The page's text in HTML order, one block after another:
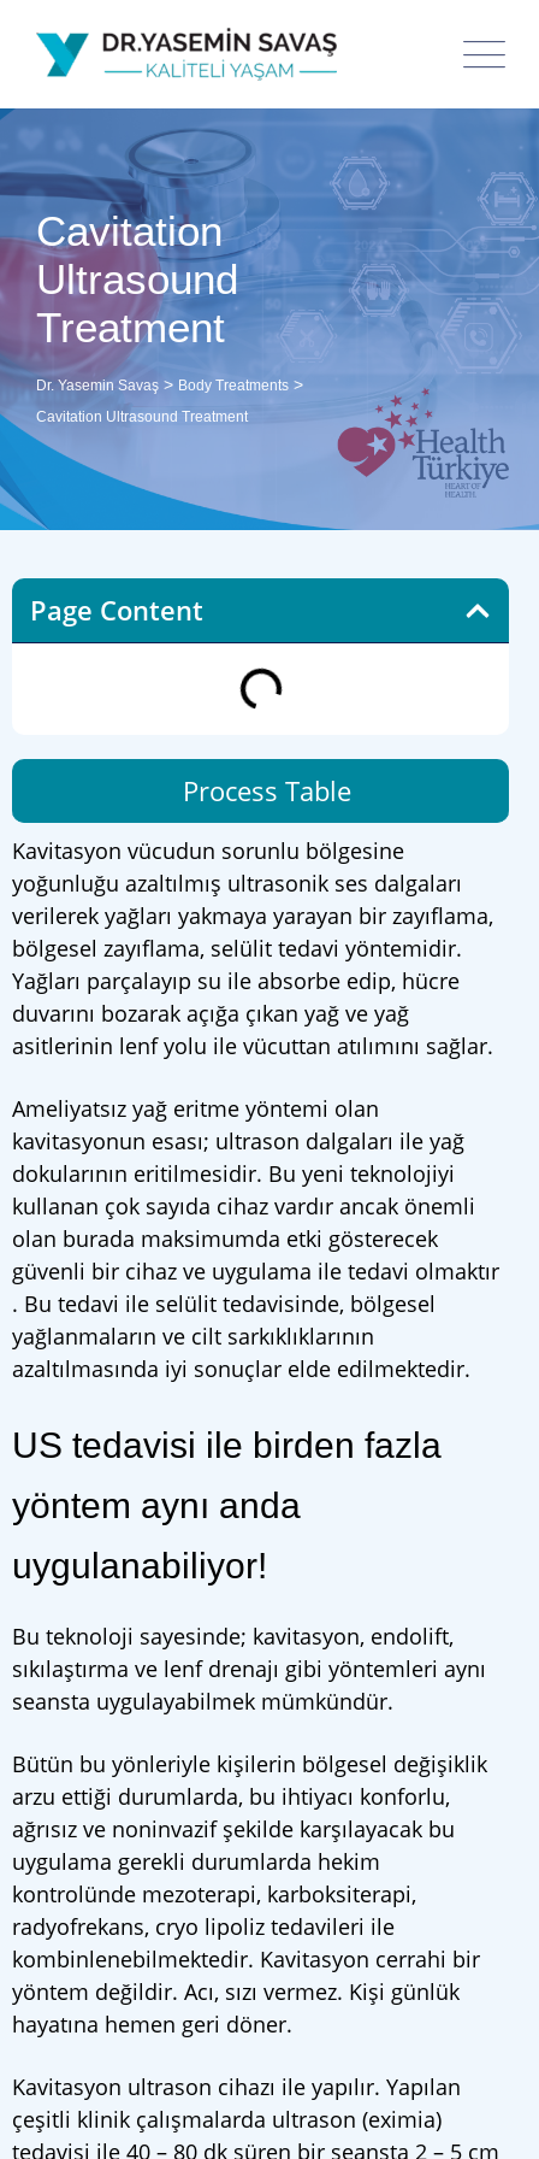
Cavitation
Ultrasound
Treatment
Dr. Yasemin Savaş > Body Treatments >
Cavitation Ultrasound Treatment
Page Content
Process Table
Kavitasyon vücudun sorunlu bölgesine
yoğunluğu azaltılmış ultrasonik ses dalgaları
verilerek yağları yakmaya yarayan bir zayıflama,
bölgesel zayıflama, selülit tedavi yöntemidir.
Yağları parçalayıp su ile absorbe edip, hücre
duvarını bozarak açığa çıkan yağ ve yağ
asitlerinin lenf yolu ile vücuttan atılımını sağlar.
Ameliyatsız yağ eritme yöntemi olan
kavitasyonun esası; ultrason dalgaları ile yağ
dokularının eritilmesidir. Bu yeni teknolojiyi
kullanan çok sayıda cihaz vardır ancak önemli
olan burada maksimumda etki gösterecek
güvenli bir cihaz ve uygulama ile tedavi olmaktır
. Bu tedavi ile selülit tedavisinde, bölgesel
yağlanmaların ve cilt sarkıklıklarının
azaltılmasında iyi sonuçlar elde edilmektedir.
US tedavisi ile birden fazla
yöntem aynı anda
uygulanabiliyor!
Bu teknoloji sayesinde; kavitasyon, endolift,
sıkılaştırma ve lenf drenajı gibi yöntemleri aynı
seansta uygulayabilmek mümkündür.
Bütün bu yönleriyle kişilerin bölgesel değişiklik
arzu ettiği durumlarda, bu ihtiyacı konforlu,
ağrısız ve noninvazif şekilde karşılayacak bu
uygulama gerekli durumlarda hekim
kontrolünde mezoterapi, karboksiterapi,
radyofrekans, cryo lipoliz tedavileri ile
kombinlenebilmektedir. Kavitasyon cerrahi bir
yöntem değildir. Acı, sızı vermez. Kişi günlük
hayatına hemen geri döner.
Kavitasyon ultrason cihazı ile yapılır. Yapılan
çeşitli klinik çalışmalarda ultrason (eximia)
tedavisi ile 40 – 80 dk süren bir seansta 2 – 5 cm